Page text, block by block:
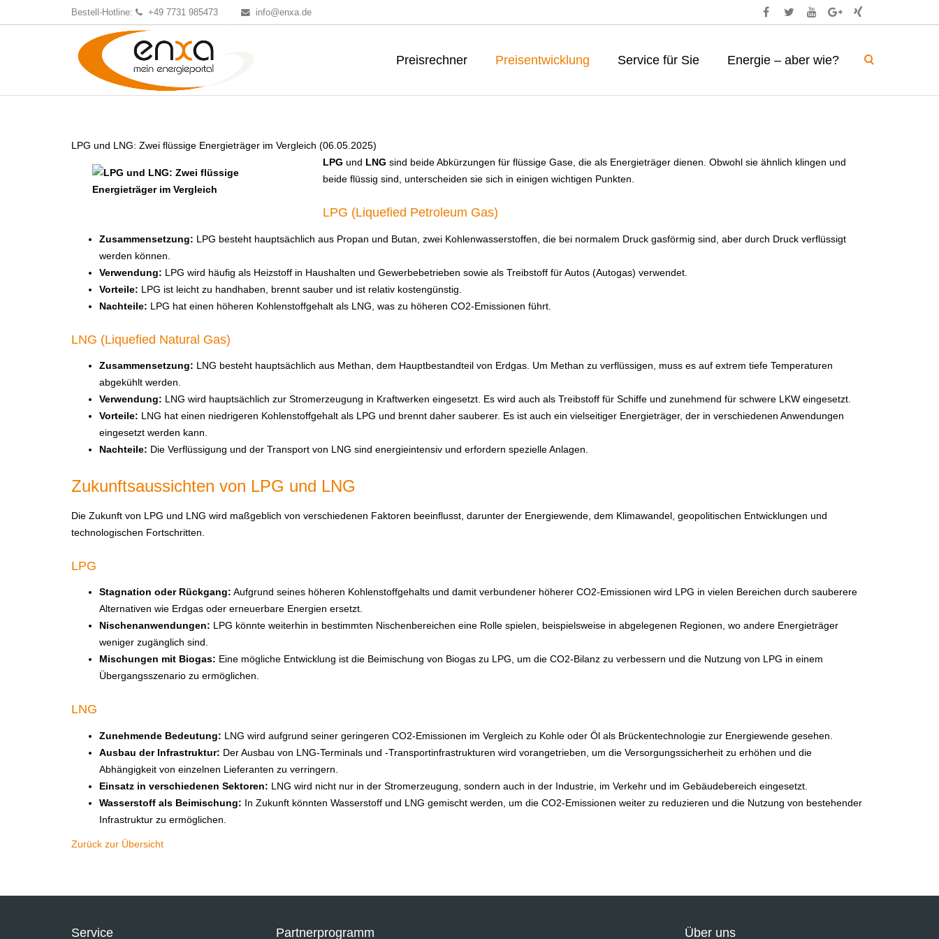
Bestell-Hotline: +49 7731 985473 info@enxa.de
Preisrechner Preisentwicklung Service für Sie Energie – aber wie?
LPG und LNG: Zwei flüssige Energieträger im Vergleich (06.05.2025)
LPG und LNG sind beide Abkürzungen für flüssige Gase, die als Energieträger dienen. Obwohl sie ähnlich klingen und
beide flüssig sind, unterscheiden sie sich in einigen wichtigen Punkten.
LPG (Liquefied Petroleum Gas)
Zusammensetzung: LPG besteht hauptsächlich aus Propan und Butan, zwei Kohlenwasserstoffen, die bei normalem Druck gasförmig sind, aber durch Druck verflüssigt
werden können.
Verwendung: LPG wird häufig als Heizstoff in Haushalten und Gewerbebetrieben sowie als Treibstoff für Autos (Autogas) verwendet.
Vorteile: LPG ist leicht zu handhaben, brennt sauber und ist relativ kostengünstig.
Nachteile: LPG hat einen höheren Kohlenstoffgehalt als LNG, was zu höheren CO2-Emissionen führt.
LNG (Liquefied Natural Gas)
Zusammensetzung: LNG besteht hauptsächlich aus Methan, dem Hauptbestandteil von Erdgas. Um Methan zu verflüssigen, muss es auf extrem tiefe Temperaturen
abgekühlt werden.
Verwendung: LNG wird hauptsächlich zur Stromerzeugung in Kraftwerken eingesetzt. Es wird auch als Treibstoff für Schiffe und zunehmend für schwere LKW eingesetzt.
Vorteile: LNG hat einen niedrigeren Kohlenstoffgehalt als LPG und brennt daher sauberer. Es ist auch ein vielseitiger Energieträger, der in verschiedenen Anwendungen
eingesetzt werden kann.
Nachteile: Die Verflüssigung und der Transport von LNG sind energieintensiv und erfordern spezielle Anlagen.
Zukunftsaussichten von LPG und LNG
Die Zukunft von LPG und LNG wird maßgeblich von verschiedenen Faktoren beeinflusst, darunter der Energiewende, dem Klimawandel, geopolitischen Entwicklungen und
technologischen Fortschritten.
LPG
Stagnation oder Rückgang: Aufgrund seines höheren Kohlenstoffgehalts und damit verbundener höherer CO2-Emissionen wird LPG in vielen Bereichen durch sauberere
Alternativen wie Erdgas oder erneuerbare Energien ersetzt.
Nischenanwendungen: LPG könnte weiterhin in bestimmten Nischenbereichen eine Rolle spielen, beispielsweise in abgelegenen Regionen, wo andere Energieträger
weniger zugänglich sind.
Mischungen mit Biogas: Eine mögliche Entwicklung ist die Beimischung von Biogas zu LPG, um die CO2-Bilanz zu verbessern und die Nutzung von LPG in einem
Übergangsszenario zu ermöglichen.
LNG
Zunehmende Bedeutung: LNG wird aufgrund seiner geringeren CO2-Emissionen im Vergleich zu Kohle oder Öl als Brückentechnologie zur Energiewende gesehen.
Ausbau der Infrastruktur: Der Ausbau von LNG-Terminals und -Transportinfrastrukturen wird vorangetrieben, um die Versorgungssicherheit zu erhöhen und die
Abhängigkeit von einzelnen Lieferanten zu verringern.
Einsatz in verschiedenen Sektoren: LNG wird nicht nur in der Stromerzeugung, sondern auch in der Industrie, im Verkehr und im Gebäudebereich eingesetzt.
Wasserstoff als Beimischung: In Zukunft könnten Wasserstoff und LNG gemischt werden, um die CO2-Emissionen weiter zu reduzieren und die Nutzung von bestehender
Infrastruktur zu ermöglichen.
Zurück zur Übersicht
Service Partnerprogramm Über uns